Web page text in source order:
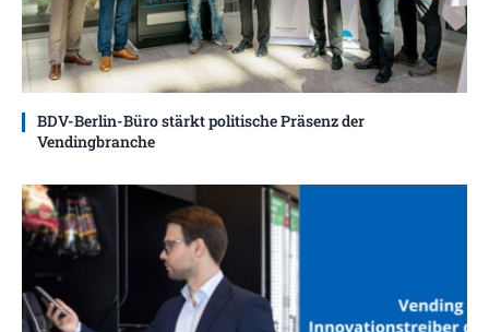
BDV-Berlin-Büro stärkt politische Präsenz der
Vendingbranche